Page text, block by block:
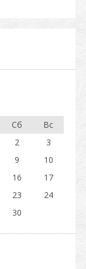
Сб
Вс
2
3
9
10
16
17
23
24
30